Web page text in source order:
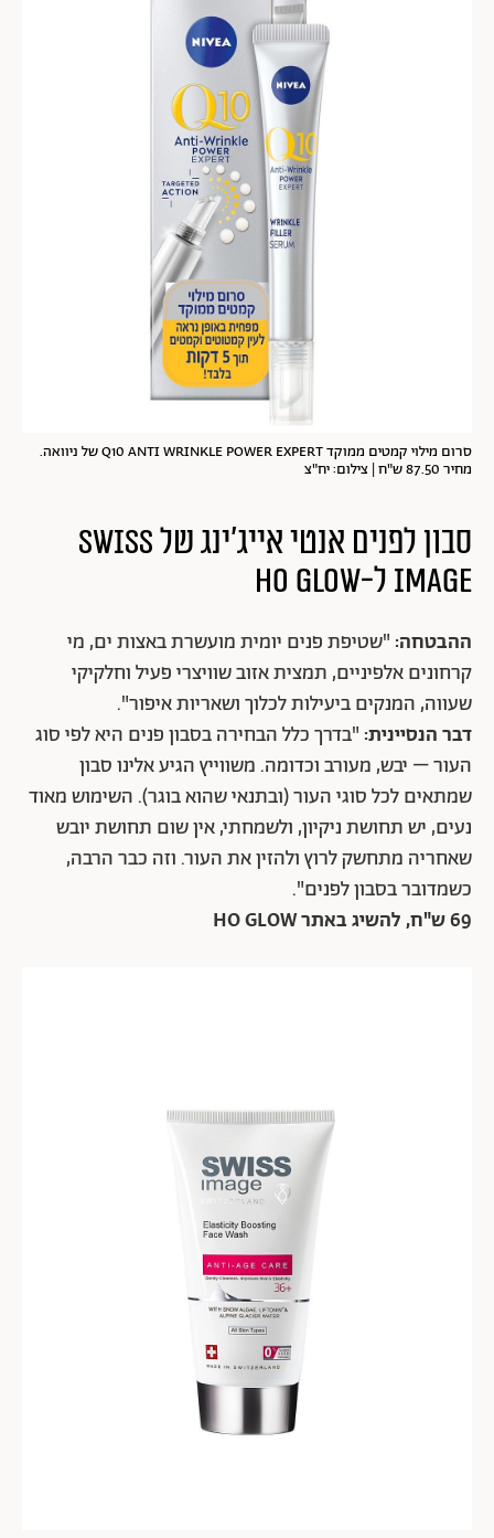
סרום מילוי קמטים ממוקד Q10 ANTI WRINKLE POWER EXPERT של ניוואה.
מחיר 87.50 ש"ח | צילום: יח"צ
סבון לפנים אנטי אייג'ינג של SWISS
IMAGE ל-HO GLOW
ההבטחה: "שטיפת פנים יומית מועשרת באצות ים, מי
קרחונים אלפיניים, תמצית אזוב שוויצרי פעיל וחלקיקי
שעווה, המנקים ביעילות לכלוך ושאריות איפור".
דבר הנסיינית: "בדרך כלל הבחירה בסבון פנים היא לפי סוג
העור – יבש, מעורב וכדומה. משווייץ הגיע אלינו סבון
שמתאים לכל סוגי העור (ובתנאי שהוא בוגר). השימוש מאוד
נעים, יש תחושת ניקיון, ולשמחתי, אין שום תחושת יובש
שאחריה מתחשק לרוץ ולהזין את העור. וזה כבר הרבה,
כשמדובר בסבון לפנים".
69 ש"ח, להשיג באתר HO GLOW